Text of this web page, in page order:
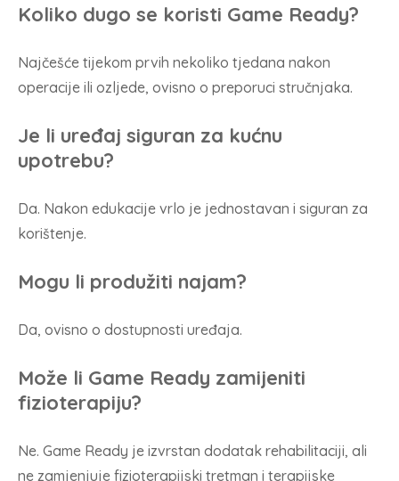
Koliko dugo se koristi Game Ready?
Najčešće tijekom prvih nekoliko tjedana nakon
operacije ili ozljede, ovisno o preporuci stručnjaka.
Je li uređaj siguran za kućnu
upotrebu?
Da. Nakon edukacije vrlo je jednostavan i siguran za
korištenje.
Mogu li produžiti najam?
Da, ovisno o dostupnosti uređaja.
Može li Game Ready zamijeniti
fizioterapiju?
Ne. Game Ready je izvrstan dodatak rehabilitaciji, ali
ne zamjenjuje fizioterapijski tretman i terapijske